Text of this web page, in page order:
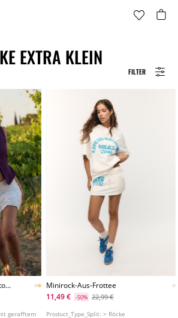
FILTER
EXTRA KLEIN
gerafftem
Minirock-Aus-Frottee
11,49 €
-50% 22,99 €
Product_Type_Split:> Röcke